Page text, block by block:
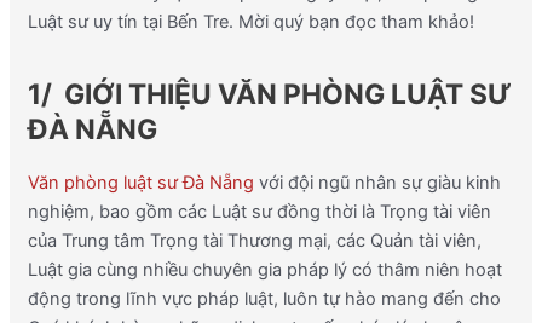
Luật sư uy tín tại Bến Tre. Mời quý bạn đọc tham khảo!
1/ GIỚI THIỆU VĂN PHÒNG LUẬT SƯ
ĐÀ NẴNG
Văn phòng luật sư Đà Nẵng với đội ngũ nhân sự giàu kinh
nghiệm, bao gồm các Luật sư đồng thời là Trọng tài viên
của Trung tâm Trọng tài Thương mại, các Quản tài viên,
Luật gia cùng nhiều chuyên gia pháp lý có thâm niên hoạt
động trong lĩnh vực pháp luật, luôn tự hào mang đến cho